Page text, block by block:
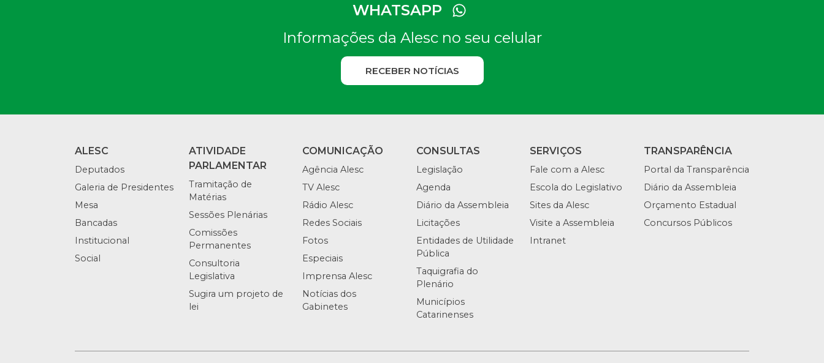
WHATSAPP
Informações da Alesc no seu celular
RECEBER NOTÍCIAS
ALESC
Deputados
Galeria de Presidentes
Mesa
Bancadas
Institucional
Social
ATIVIDADE
PARLAMENTAR
Tramitação de
Matérias
Sessões Plenárias
Comissões
Permanentes
Consultoria
Legislativa
Sugira um projeto de
lei
COMUNICAÇÃO
Agência Alesc
TV Alesc
Rádio Alesc
Redes Sociais
Fotos
Especiais
Imprensa Alesc
Notícias dos
Gabinetes
CONSULTAS
Legislação
Agenda
Diário da Assembleia
Licitações
Entidades de Utilidade
Pública
Taquigrafia do
Plenário
Municípios
Catarinenses
SERVIÇOS
Fale com a Alesc
Escola do Legislativo
Sites da Alesc
Visite a Assembleia
Intranet
TRANSPARÊNCIA
Portal da Transparência
Diário da Assembleia
Orçamento Estadual
Concursos Públicos